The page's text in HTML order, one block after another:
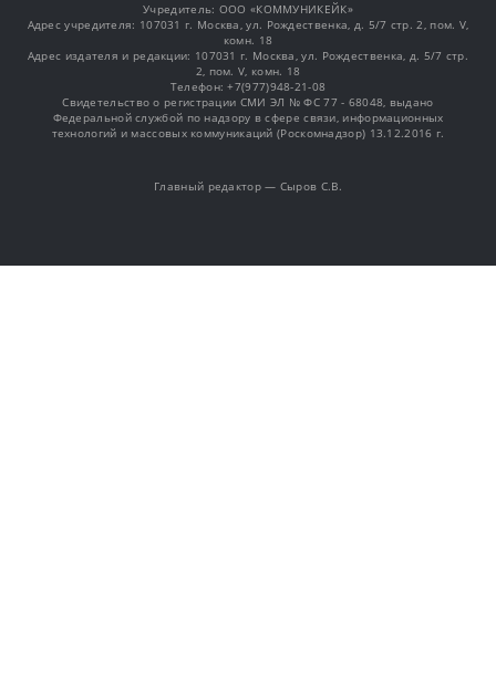
Учредитель: OOO «КОММУНИКЕЙК»
Адрес учредителя: 107031 г. Москва, ул. Рождественка, д. 5/7 стр. 2, пом. V,
комн. 18
Адрес издателя и редакции: 107031 г. Москва, ул. Рождественка, д. 5/7 стр.
2, пом. V, комн. 18
Телефон: +7(977)948-21-08
Свидетельство о регистрации СМИ ЭЛ № ФС 77 - 68048, выдано
Федеральной службой по надзору в сфере связи, информационных
технологий и массовых коммуникаций (Роскомнадзор) 13.12.2016 г.
Главный редактор — Сыров С.В.